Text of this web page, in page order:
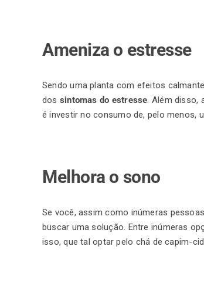
Ameniza o estresse
Sendo uma planta com efeitos
dos sintomas do estresse. Além disso,
é investir no consumo de, pelo menos,
Melhora o sono
Se você, assim como inúmeras
buscar uma solução. Entre inúmeras
isso, que tal optar pelo chá de capim-